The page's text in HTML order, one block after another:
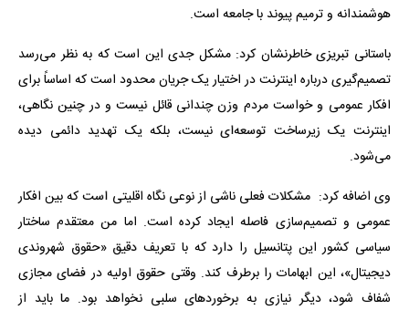
هوشمندانه و ترمیم پیوند با جامعه است.
باستانی تبریزی خاطرنشان کرد: مشکل جدی این است که به نظر می‌رسد
تصمیم‌گیری درباره اینترنت در اختیار یک جریان محدود است که اساساً برای
افکار عمومی و خواست مردم وزن چندانی قائل نیست و در چنین نگاهی،
اینترنت یک زیرساخت توسعه‌ای نیست، بلکه یک تهدید دائمی دیده
می‌شود.
وی اضافه کرد: مشکلات فعلی ناشی از نوعی نگاه اقلیتی است که بین افکار
عمومی و تصمیم‌سازی فاصله ایجاد کرده است. اما من معتقدم ساختار
سیاسی کشور این پتانسیل را دارد که با تعریف دقیق «حقوق شهروندی
دیجیتال»، این ابهامات را برطرف کند. وقتی حقوق اولیه در فضای مجازی
شفاف شود، دیگر نیازی به برخوردهای سلبی نخواهد بود. ما باید از